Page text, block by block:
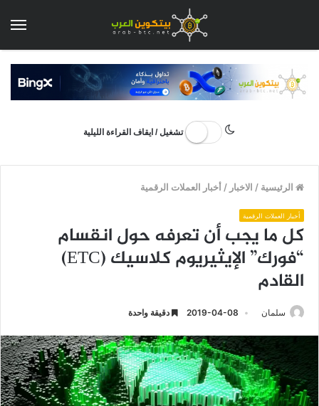
تشغيل / ايقاف القراءة الليلية
الرئيسية / الاخبار /أخبار العملات الرقمية
أخبار العملات الرقمية
كل ما يجب أن تعرفه حول انقسام
“فورك” الإيثيريوم كلاسيك (ETC)
القادم
سلمان 2019-04-08 دقيقة واحدة